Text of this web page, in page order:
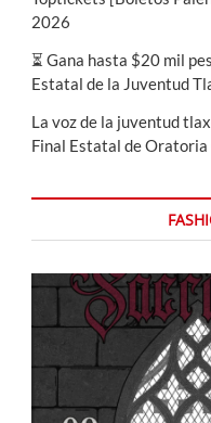
2026
⏳ Gana hasta $20 mil
Estatal de la Juventud
La voz de la juventud
Final Estatal de